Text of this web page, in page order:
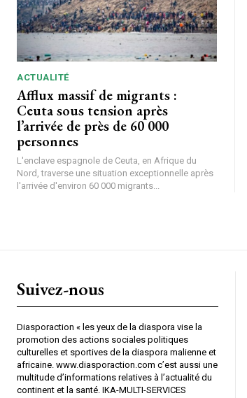
ACTUALITÉ
Afflux massif de migrants :
Ceuta sous tension après
l’arrivée de près de 60 000
personnes
L'enclave espagnole de Ceuta, en Afrique du
Nord, traverse une situation exceptionnelle après
l'arrivée d'environ 60 000 migrants...
Suivez-nous
Diasporaction « les yeux de la diaspora vise la
promotion des actions sociales politiques
culturelles et sportives de la diaspora malienne et
africaine. www.diasporaction.com c’est aussi une
multitude d’informations relatives à l’actualité du
continent et la santé. IKA-MULTI-SERVICES